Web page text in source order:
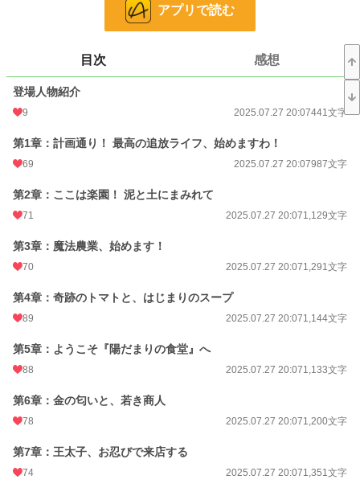
4,510 位 / 53,298 件
文字数 18,657
初回公開日時
週間ポイント
月間ポイント 934 pt (25,058 位)
年間ポイント
累計ポイント 25,667 pt (63,068 位)
アプリで読む
目次 感想
登場人物紹介
9 2025.07.27 20:07441文字
第1章：計画通り！ 最高の追放ライフ、始めますわ！
69 2025.07.27 20:07987文字
第2章：ここは楽園！ 泥と土にまみれて
71 2025.07.27 20:071,129文字
第3章：魔法農業、始めます！
70 2025.07.27 20:071,291文字
第4章：奇跡のトマトと、はじまりのスープ
89 2025.07.27 20:071,144文字
第5章：ようこそ『陽だまりの食堂』へ
88 2025.07.27 20:071,133文字
第6章：金の匂いと、若き商人
78 2025.07.27 20:071,200文字
第7章：王太子、お忍びで来店する
74 2025.07.27 20:071,351文字